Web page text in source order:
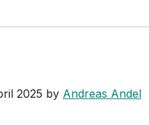
2025 by Andreas Andel